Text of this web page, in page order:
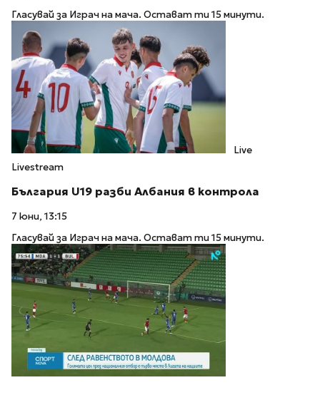
Гласувай за Играч на мача. Остават ти 15 минути.
Live
Livestream
България U19 разби Албания в контрола
7 юни, 13:15
Гласувай за Играч на мача. Остават ти 15 минути.